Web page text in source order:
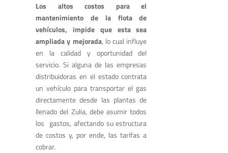
Los altos costos para el
mantenimiento de la flota de
vehículos, impide que esta sea
ampliada y mejorada, lo cual influye
en la calidad y oportunidad del
servicio. Si alguna de las empresas
distribuidoras en el estado contrata
un vehículo para transportar el gas
directamente desde las plantas de
llenado del Zulia, debe asumir todos
los gastos, afectando su estructura
de costos y, por ende, las tarifas a
cobrar.